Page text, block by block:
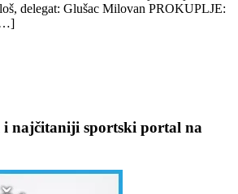
delegat: Glušac Milovan PROKUPLJE:
najčitaniji sportski portal na